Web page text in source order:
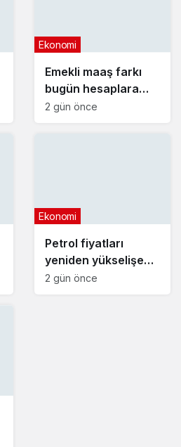
Emekli maaş farkı
bugün hesaplara
yatıyor
Ekonomi
2 gün önce
Petrol fiyatları
yeniden yükselişe
geçti
Ekonomi
2 gün önce